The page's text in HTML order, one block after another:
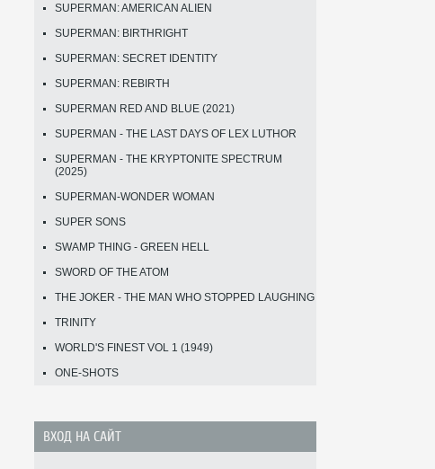
SUPERMAN: AMERICAN ALIEN
SUPERMAN: BIRTHRIGHT
SUPERMAN: SECRET IDENTITY
SUPERMAN: REBIRTH
SUPERMAN RED AND BLUE (2021)
SUPERMAN - THE LAST DAYS OF LEX LUTHOR
SUPERMAN - THE KRYPTONITE SPECTRUM
(2025)
SUPERMAN-WONDER WOMAN
SUPER SONS
SWAMP THING - GREEN HELL
SWORD OF THE ATOM
THE JOKER - THE MAN WHO STOPPED LAUGHING
TRINITY
WORLD'S FINEST VOL 1 (1949)
ONE-SHOTS
ВХОД НА САЙТ